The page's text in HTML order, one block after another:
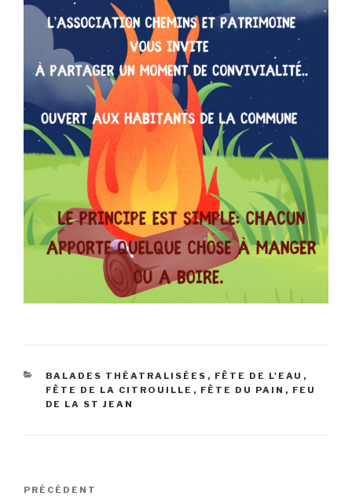
CATÉGORIES
BALADES THÉATRALISÉES , FÊTE DE L'EAU ,
FÊTE DE LA CITROUILLE , FÊTE DU PAIN , FEU
DE LA ST JEAN
Navigation
Article
PRÉCÉDENT